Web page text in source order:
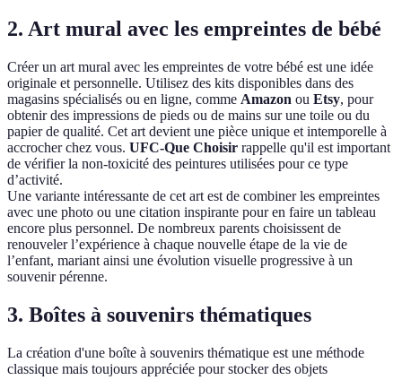
2. Art mural avec les empreintes de bébé
Créer un art mural avec les empreintes de votre bébé est une idée
originale et personnelle. Utilisez des kits disponibles dans des
magasins spécialisés ou en ligne, comme Amazon ou Etsy, pour
obtenir des impressions de pieds ou de mains sur une toile ou du
papier de qualité. Cet art devient une pièce unique et intemporelle à
accrocher chez vous. UFC-Que Choisir rappelle qu'il est important
de vérifier la non-toxicité des peintures utilisées pour ce type
d’activité.
Une variante intéressante de cet art est de combiner les empreintes
avec une photo ou une citation inspirante pour en faire un tableau
encore plus personnel. De nombreux parents choisissent de
renouveler l’expérience à chaque nouvelle étape de la vie de
l’enfant, mariant ainsi une évolution visuelle progressive à un
souvenir pérenne.
3. Boîtes à souvenirs thématiques
La création d'une boîte à souvenirs thématique est une méthode
classique mais toujours appréciée pour stocker des objets